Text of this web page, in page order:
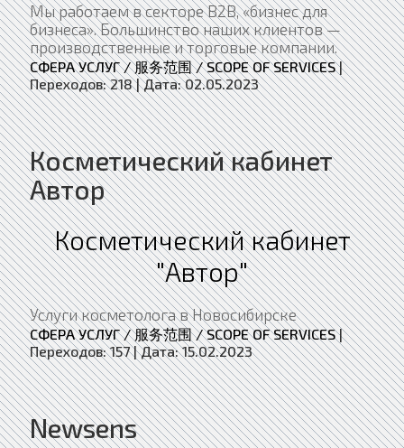
Мы работаем в секторе В2В, «бизнес для
бизнеса». Большинство наших клиентов —
производственные и торговые компании.
СФЕРА УСЛУГ / 服务范围 / SCOPE OF SERVICES|
Переходов: 218 |Дата: 02.05.2023
Косметический кабинет
Автор
Косметический кабинет
"Автор"
Услуги косметолога в Новосибирске
СФЕРА УСЛУГ / 服务范围 / SCOPE OF SERVICES|
Переходов: 157 |Дата: 15.02.2023
Newsens